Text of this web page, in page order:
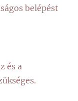
belépést
és a